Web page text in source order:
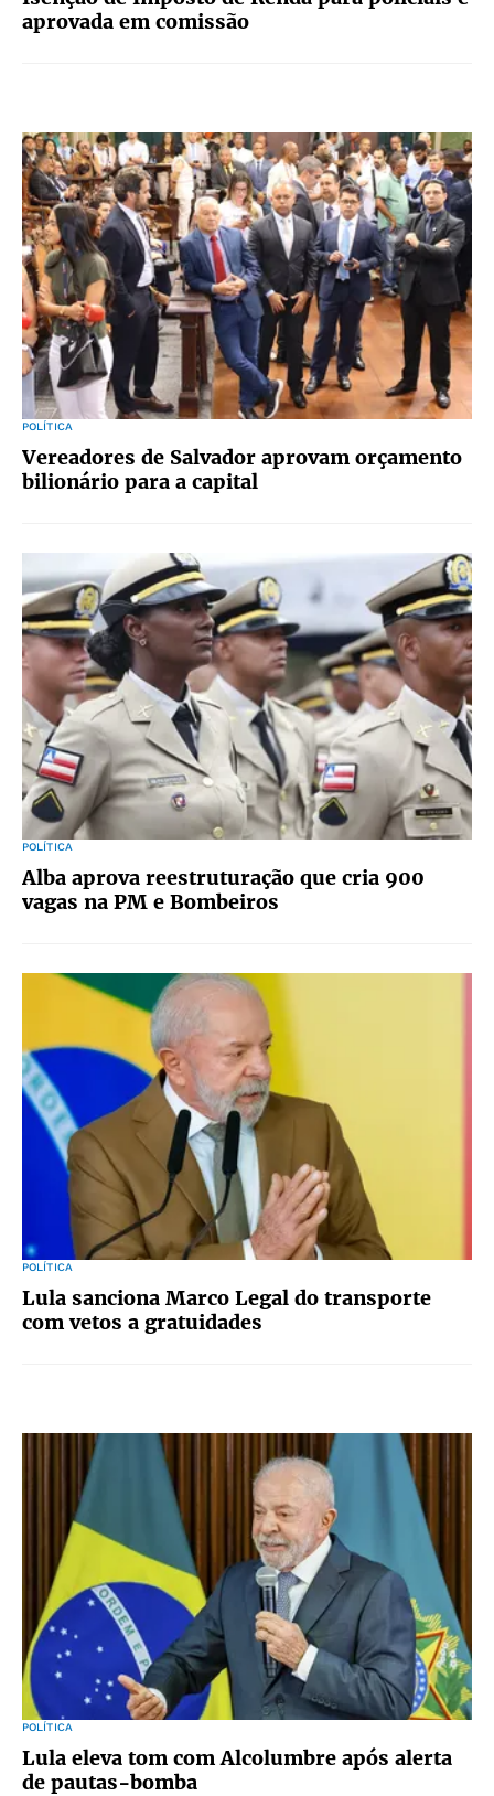
aprovada em comissão
POLÍTICA
Vereadores de Salvador aprovam orçamento
bilionário para a capital
POLÍTICA
Alba aprova reestruturação que cria 900
vagas na PM e Bombeiros
POLÍTICA
Lula sanciona Marco Legal do transporte
com vetos a gratuidades
POLÍTICA
Lula eleva tom com Alcolumbre após alerta
de pautas-bomba